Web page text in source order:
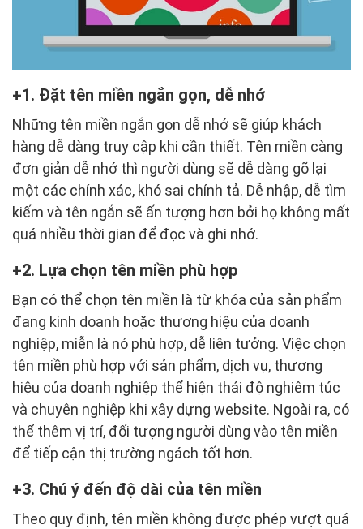
1. Đặt tên miền ngắn gọn, dễ nhớ
Những tên miền ngắn gọn dễ nhớ sẽ giúp khách
hàng dễ dàng truy cập khi cần thiết. Tên miền càng
đơn giản dễ nhớ thì người dùng sẽ dễ dàng gõ lại
một các chính xác, khó sai chính tả. Dễ nhập, dễ tìm
kiếm và tên ngắn sẽ ấn tượng hơn bởi họ không mất
quá nhiều thời gian để đọc và ghi nhớ.
2. Lựa chọn tên miền phù hợp
Bạn có thể chọn tên miền là từ khóa của sản phẩm
đang kinh doanh hoặc thương hiệu của doanh
nghiệp, miễn là nó phù hợp, dễ liên tưởng. Việc chọn
tên miền phù hợp với sản phẩm, dịch vụ, thương
hiệu của doanh nghiệp thể hiện thái độ nghiêm túc
và chuyên nghiệp khi xây dựng website. Ngoài ra, có
thể thêm vị trí, đối tượng người dùng vào tên miền
để tiếp cận thị trường ngách tốt hơn.
3. Chú ý đến độ dài của tên miền
Theo quy định, tên miền không được phép vượt quá